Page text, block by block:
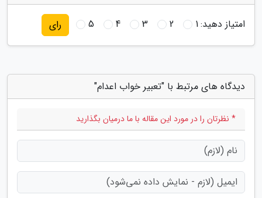
امتیاز دهید:1
2
3
4
5 رای
دیدگاه های مرتبط با "تعبیر خواب اعدام"
* نظرتان را در مورد این مقاله با ما درمیان بگذارید